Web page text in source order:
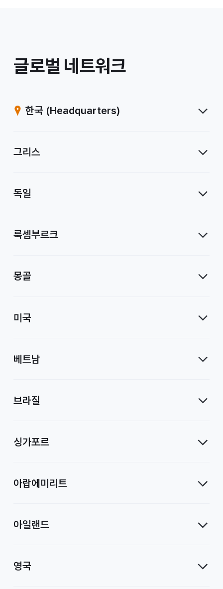
글로벌 네트워크
한국 (Headquarters)
그리스
독일
룩셈부르크
몽골
미국
베트남
브라질
싱가포르
아랍에미리트
아일랜드
영국